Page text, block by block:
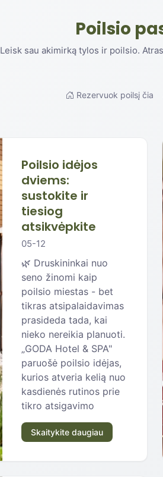
Poilsio
Leisk sau akimirką tylos ir poilsio.
Rezervuok poilsį čia
Poilsio idėjos
dviems:
sustokite ir
tiesiog
atsikvėpkite
05-12
🌿 Druskininkai nuo
seno žinomi kaip
poilsio miestas - bet
tikras atsipalaidavimas
prasideda tada, kai
nieko nereikia planuoti.
„GODA Hotel & SPA"
paruošė poilsio idėjas,
kurios atveria kelią nuo
kasdienės rutinos prie
tikro atsigavimo
Skaitykite daugiau